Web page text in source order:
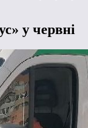
у червні